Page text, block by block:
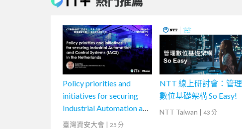
Policy priorities and
initiatives for securing
Industrial Automation and
Control Systems (IACS) in
臺灣資安大會 | 25 分
NTT 線上研討會：管理
數位基礎架構 So Easy!
NTT Taiwan | 43 分